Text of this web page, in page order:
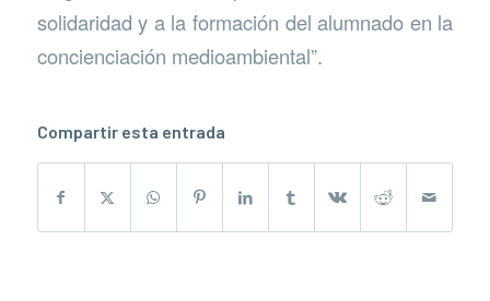
solidaridad y a la formación del alumnado en la
concienciación medioambiental”.
Compartir esta entrada